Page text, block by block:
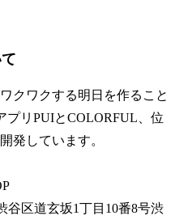
クワクする明日を作ること
プリPUIとCOLORFUL、位
発しています。
谷区道玄坂1丁目10番8号渋